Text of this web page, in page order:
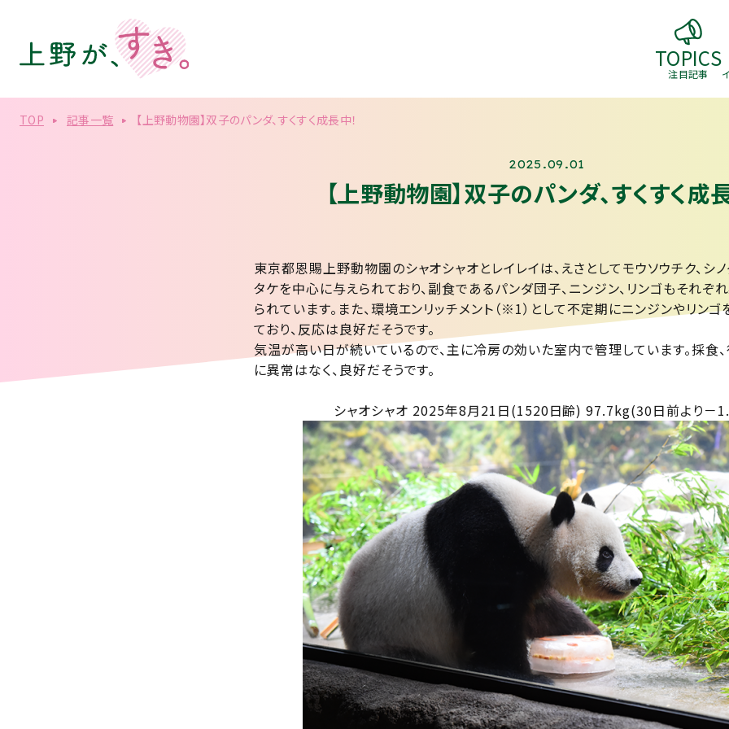
TOPICS
注目記事
TOP 記事一覧 【上野動物園】双子のパンダ、すくすく成長中！
2025.09.01
【上野動物園】双子のパンダ、すくすく成
東京都恩賜上野動物園のシャオシャオとレイレイは、えさとしてモウソウチク、シ
タケを中心に与えられており、副食であるパンダ団子、ニンジン、リンゴもそれぞ
られています。また、環境エンリッチメント（※1）として不定期にニンジンやリン
ており、反応は良好だそうです。
気温が高い日が続いているので、主に冷房の効いた室内で管理しています。採食
に異常はなく、良好だそうです。
シャオシャオ 2025年8月21日(1520日齢) 97.7kg(30日前より－